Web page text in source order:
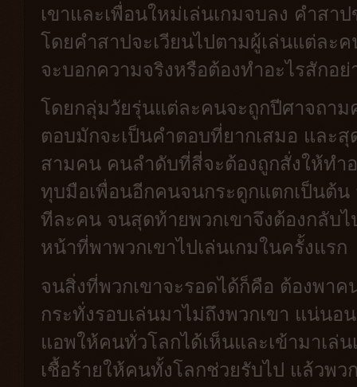
เขาและเพื่อนใหม่เล่นเกมจบลง คำสา
โดยคำสาปจะเวียนไปตามผู้เล่นแต่ละ
จะบอกความจริงหรือต้องทำอะไรสักอ
โดยกลุ่มวัยรุ่นแต่ละคนจะถูกปีศาจถา
ตอบมักจะเป็นคำตอบที่ยากเสมอ และ
สามคน คนลำดับที่สี่จะต้องถูกสั่งให้ทำ
ทุบมือเพื่อนอีกคนจนกระดูกแตกเป็นต้
ทีละคน จนสุดท้ายพวกเขาจึงต้องกลับ
หน้าที่พาพวกเขาไปเล่นเกมในครั้งแรก
จนสิ่งที่พวกเขาจะรอดได้ก็คือ ต้องพา
กระทั่งรอบเล่นมาไม่ถึงพวกเขา แน่น
แอพให้คนทั่วโลกได้เห็นและเข้ามาเล่
เชื้อร้ายให้คนทั้งโลกช่วยรับไป แล้วพว